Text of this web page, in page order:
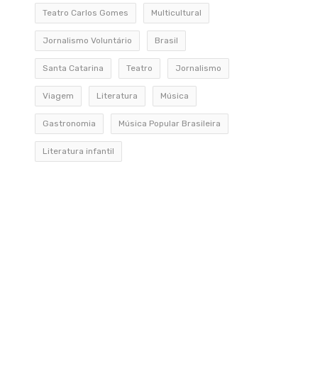
Teatro Carlos Gomes Multicultural
Jornalismo Voluntário Brasil
Santa Catarina Teatro Jornalismo
Viagem Literatura Música
Gastronomia Música Popular Brasileira
Literatura infantil